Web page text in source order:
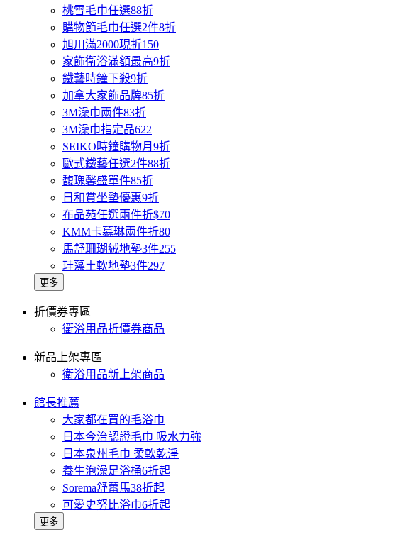
桃雪毛巾任選88折
購物節毛巾任選2件8折
旭川滿2000現折150
家飾衛浴滿額最高9折
鐵藝時鐘下殺9折
加拿大家飾品牌85折
3M澡巾兩件83折
3M澡巾指定品622
SEIKO時鐘購物月9折
歐式鐵藝任選2件88折
馥瑰馨盛單件85折
日和賞坐墊優惠9折
布品苑任選兩件折$70
KMM卡慕琳兩件折80
馬舒珊瑚絨地墊3件255
珪藻土軟地墊3件297
更多
折價券專區
衛浴用品折價券商品
新品上架專區
衛浴用品新上架商品
館長推薦
大家都在買的毛浴巾
日本今治認證毛巾 吸水力強
日本泉州毛巾 柔軟乾淨
養生泡澡足浴桶6折起
Sorema舒蕾馬38折起
可愛史努比浴巾6折起
更多